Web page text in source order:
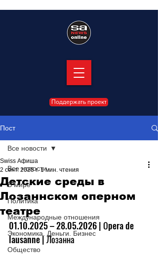
Поддержать проект
Пост
Все новости
В мире
Политика
Международные отношения
Экономика. Деньги. Бизнес
Общество
Все новости
Детские среды в
Лозаннском оперном
театре
Swiss Афиша
2 сент. 2025 г. 1 мин. чтения
01.10.2025 – 28.05.2026 | Оpera de
lausanne | Лозанна